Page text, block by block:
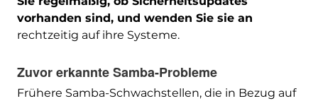
vorhanden sind, und wenden Sie sie an
rechtzeitig auf ihre Systeme.
Zuvor erkannte Samba-Probleme
Frühere Samba-Schwachstellen, die in Bezug auf